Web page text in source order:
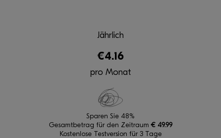
Jährlich
€4.16
pro Monat
Sparen Sie 48%
Gesamtbetrag für den Zeitraum € 49.99
Kostenlose Testversion für 3 Tage